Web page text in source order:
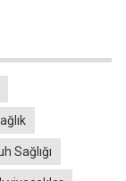
Sağlığı